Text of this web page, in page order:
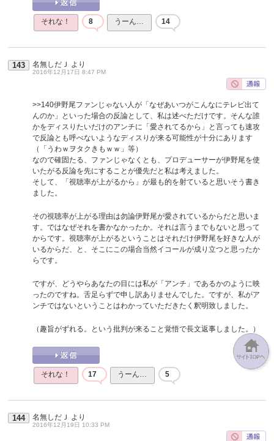
それな！ 8 うーん… 14
143 名無しだＪ より
2016年12月17日 8:47 PM
>>140伊野尾ファンじゃない人が「なぜあいつがこんなにテレビ出て
んのか」といった場合の反論として、私は述べただけです。そんな誰
かをディスりたいだけのアンチに「愛されてるから」と言っても速攻
で反論とも呼べないようなディスりが来る可能性が十分にあります
（「うわｗヲタクきもｗｗ」等）
なので確固たる、ファンじゃなくとも、プロデューサーが伊野尾を使
いたがる反論を先にすることが優先だと私は考えました。
そして、「視聴率が上がるから」が最も的を射ていると思いそう書き
ました。
その視聴率が上がる理由は勿論伊野尾が愛されているからだと思いま
す。ではなぜそれを書かなかったか。それは言うまでもないと思って
からです。視聴率が上がるということはそれだけ伊野尾を好きな人が
いるからだ、と、そこにこの場合当然イコールが成り立つと思ったか
らです。
ですが、どうやらあなたの目には私が「アンチ」であるかのように映
ったのですね。舌足らずで申し訳ありませんでした。ですが、私がア
ンチではないということはわかっていただきたく釈明致しました。
（趣旨がずれる。という批判が来ること覚悟で長文返事しました。）
それな！ 17 うーん… 5
144 名無しだＪ より
2016年12月19日 10:33 PM